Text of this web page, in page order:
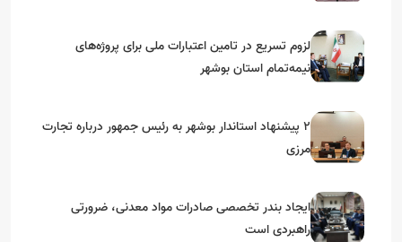
لزوم تسریع در تامین اعتبارات ملی برای پروژه‌های
نیمه‌تمام استان بوشهر
۲ پیشنهاد استاندار بوشهر به رئیس جمهور درباره تجارت
مرزی
ایجاد بندر تخصصی صادرات مواد معدنی، ضرورتی
راهبردی است